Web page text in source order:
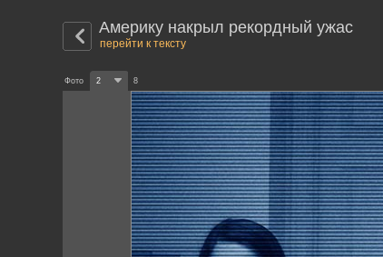
Америку накрыл рекордный ужас
перейти к тексту
Фото 2 8